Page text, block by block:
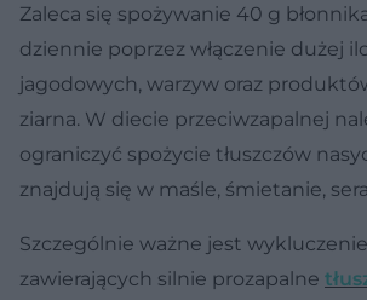
Zaleca się spożywanie 40 g
dziennie poprzez włączenie dużej
jagodowych, warzyw oraz
ziarna. W diecie przeciwzapalnej
ograniczyć spożycie tłuszczów
znajdują się w maśle, śmietanie,
Szczególnie ważne jest
zawierających silnie prozapalne